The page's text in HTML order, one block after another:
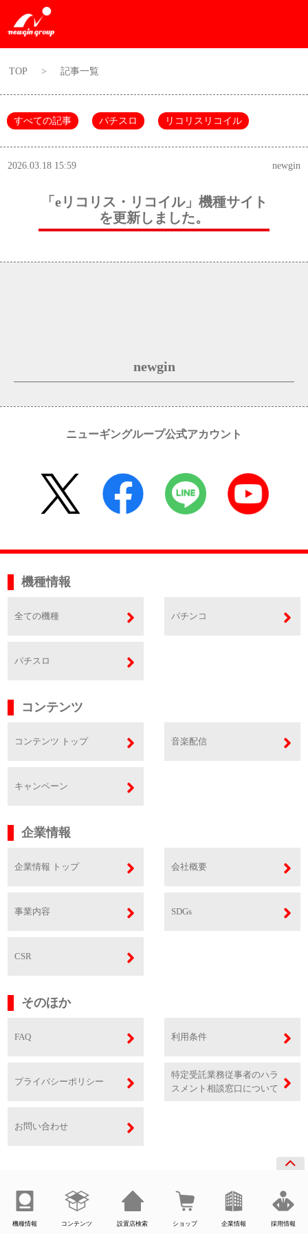
機種情報 コンテンツ 設置店検索 ショップ 企業情報 採用情報
TOP > 記事一覧
すべての記事 パチスロ リコリスリコイル
2026.03.18 15:59 newgin
「eリコリス・リコイル」機種サイト
を更新しました。
newgin
ニューギングループ公式アカウント
機種情報
全ての機種 パチンコ
パチスロ
コンテンツ
コンテンツ トップ 音楽配信
キャンペーン
企業情報
企業情報 トップ 会社概要
事業内容 SDGs
CSR
そのほか
FAQ 利用条件
プライバシーポリシー
特定受託業務従事者のハラ
スメント相談窓口について
お問い合わせ